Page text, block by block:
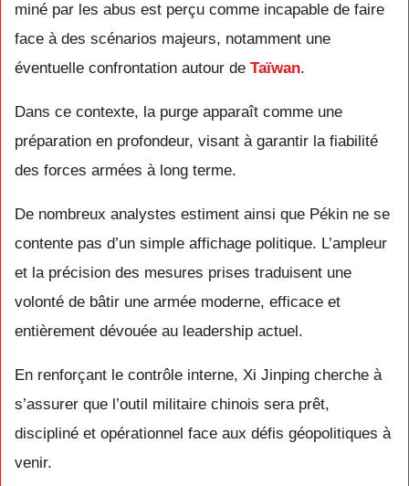
miné par les abus est perçu comme incapable de faire
face à des scénarios majeurs, notamment une
éventuelle confrontation autour de Taïwan.
Dans ce contexte, la purge apparaît comme une
préparation en profondeur, visant à garantir la fiabilité
des forces armées à long terme.
De nombreux analystes estiment ainsi que Pékin ne se
contente pas d’un simple affichage politique. L’ampleur
et la précision des mesures prises traduisent une
volonté de bâtir une armée moderne, efficace et
entièrement dévouée au leadership actuel.
En renforçant le contrôle interne, Xi Jinping cherche à
s’assurer que l’outil militaire chinois sera prêt,
discipliné et opérationnel face aux défis géopolitiques à
venir.